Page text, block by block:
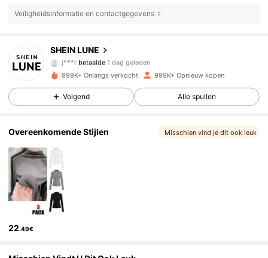
Veiligheidsinformatie en contactgegevens
SHEIN LUNE
4.85
1M Volgers
j***rbetaalde 1 dag geleden
4.85 1M Volgers
4.85 1M Volgers
4.85
4.85
999K+ Onlangs verkocht 999K+ Opnieuw kopen
Volgend Alle spullen
Overeenkomende Stijlen Misschien vind je dit ook leuk
22.49€